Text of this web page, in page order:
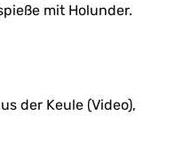
mit Holunder.
der Keule (Video),